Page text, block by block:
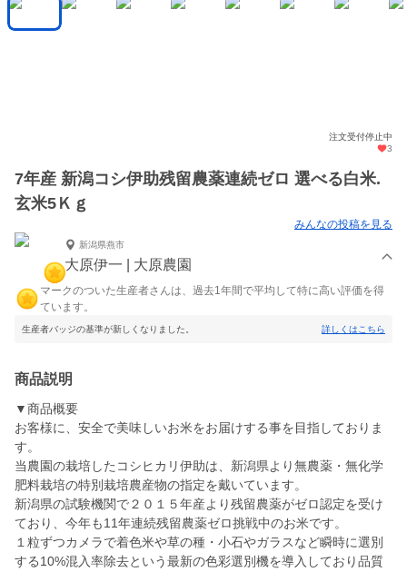
注文受付停止中
3
7年産 新潟コシ伊助残留農薬連続ゼロ 選べる白米.
玄米5Ｋｇ
みんなの投稿を見る
新潟県燕市
大原伊一 | 大原農園
マークのついた生産者さんは、過去1年間で平均して特に高い評価を得
ています。
生産者バッジの基準が新しくなりました。 詳しくはこちら
商品説明
▼商品概要
お客様に、安全で美味しいお米をお届けする事を目指しておりま
す。
当農園の栽培したコシヒカリ伊助は、新潟県より無農薬・無化学
肥料栽培の特別栽培農産物の指定を戴いています。
新潟県の試験機関で２０１５年産より残留農薬がゼロ認定を受け
ており、今年も11年連続残留農薬ゼロ挑戦中のお米です。
１粒ずつカメラで着色米や草の種・小石やガラスなど瞬時に選別
する10%混入率除去という最新の色彩選別機を導入しており品質